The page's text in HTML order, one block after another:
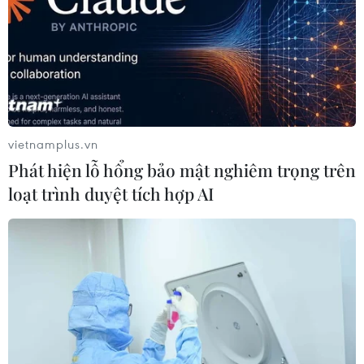
TIN LIÊN QUAN
vietnamplus.vn
Phát hiện lỗ hổng bảo mật nghiêm trọng trên
loạt trình duyệt tích hợp AI